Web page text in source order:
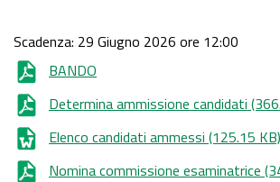
Scadenza: 29 Giugno 2026 ore 12:00
BANDO
Determina ammissione candidati
Elenco candidati ammessi (125.15 KB)
Nomina commissione esaminatrice